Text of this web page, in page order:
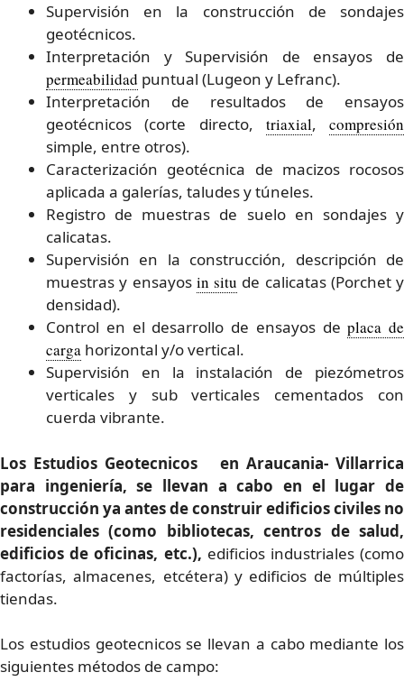
Supervisión en la construcción de sondajes
geotécnicos.
Interpretación y Supervisión de ensayos de
permeabilidad puntual (Lugeon y Lefranc).
Interpretación de resultados de ensayos
geotécnicos (corte directo, triaxial, compresión
simple, entre otros).
Caracterización geotécnica de macizos rocosos
aplicada a galerías, taludes y túneles.
Registro de muestras de suelo en sondajes y
calicatas.
Supervisión en la construcción, descripción de
muestras y ensayos in situ de calicatas (Porchet y
densidad).
Control en el desarrollo de ensayos deplaca de
carga horizontal y/o vertical.
Supervisión en la instalación de piezómetros
verticales y sub verticales cementados con
cuerda vibrante.
Los Estudios Geotecnicos en Araucania- Villarrica
para ingeniería, se llevan a cabo en el lugar de
construcción ya antes de construir edificios civiles no
residenciales (como bibliotecas, centros de salud,
edificios de oficinas, etc.), edificios industriales (como
factorías, almacenes, etcétera) y edificios de múltiples
tiendas.
Los estudios geotecnicos se llevan a cabo mediante los
siguientes métodos de campo: